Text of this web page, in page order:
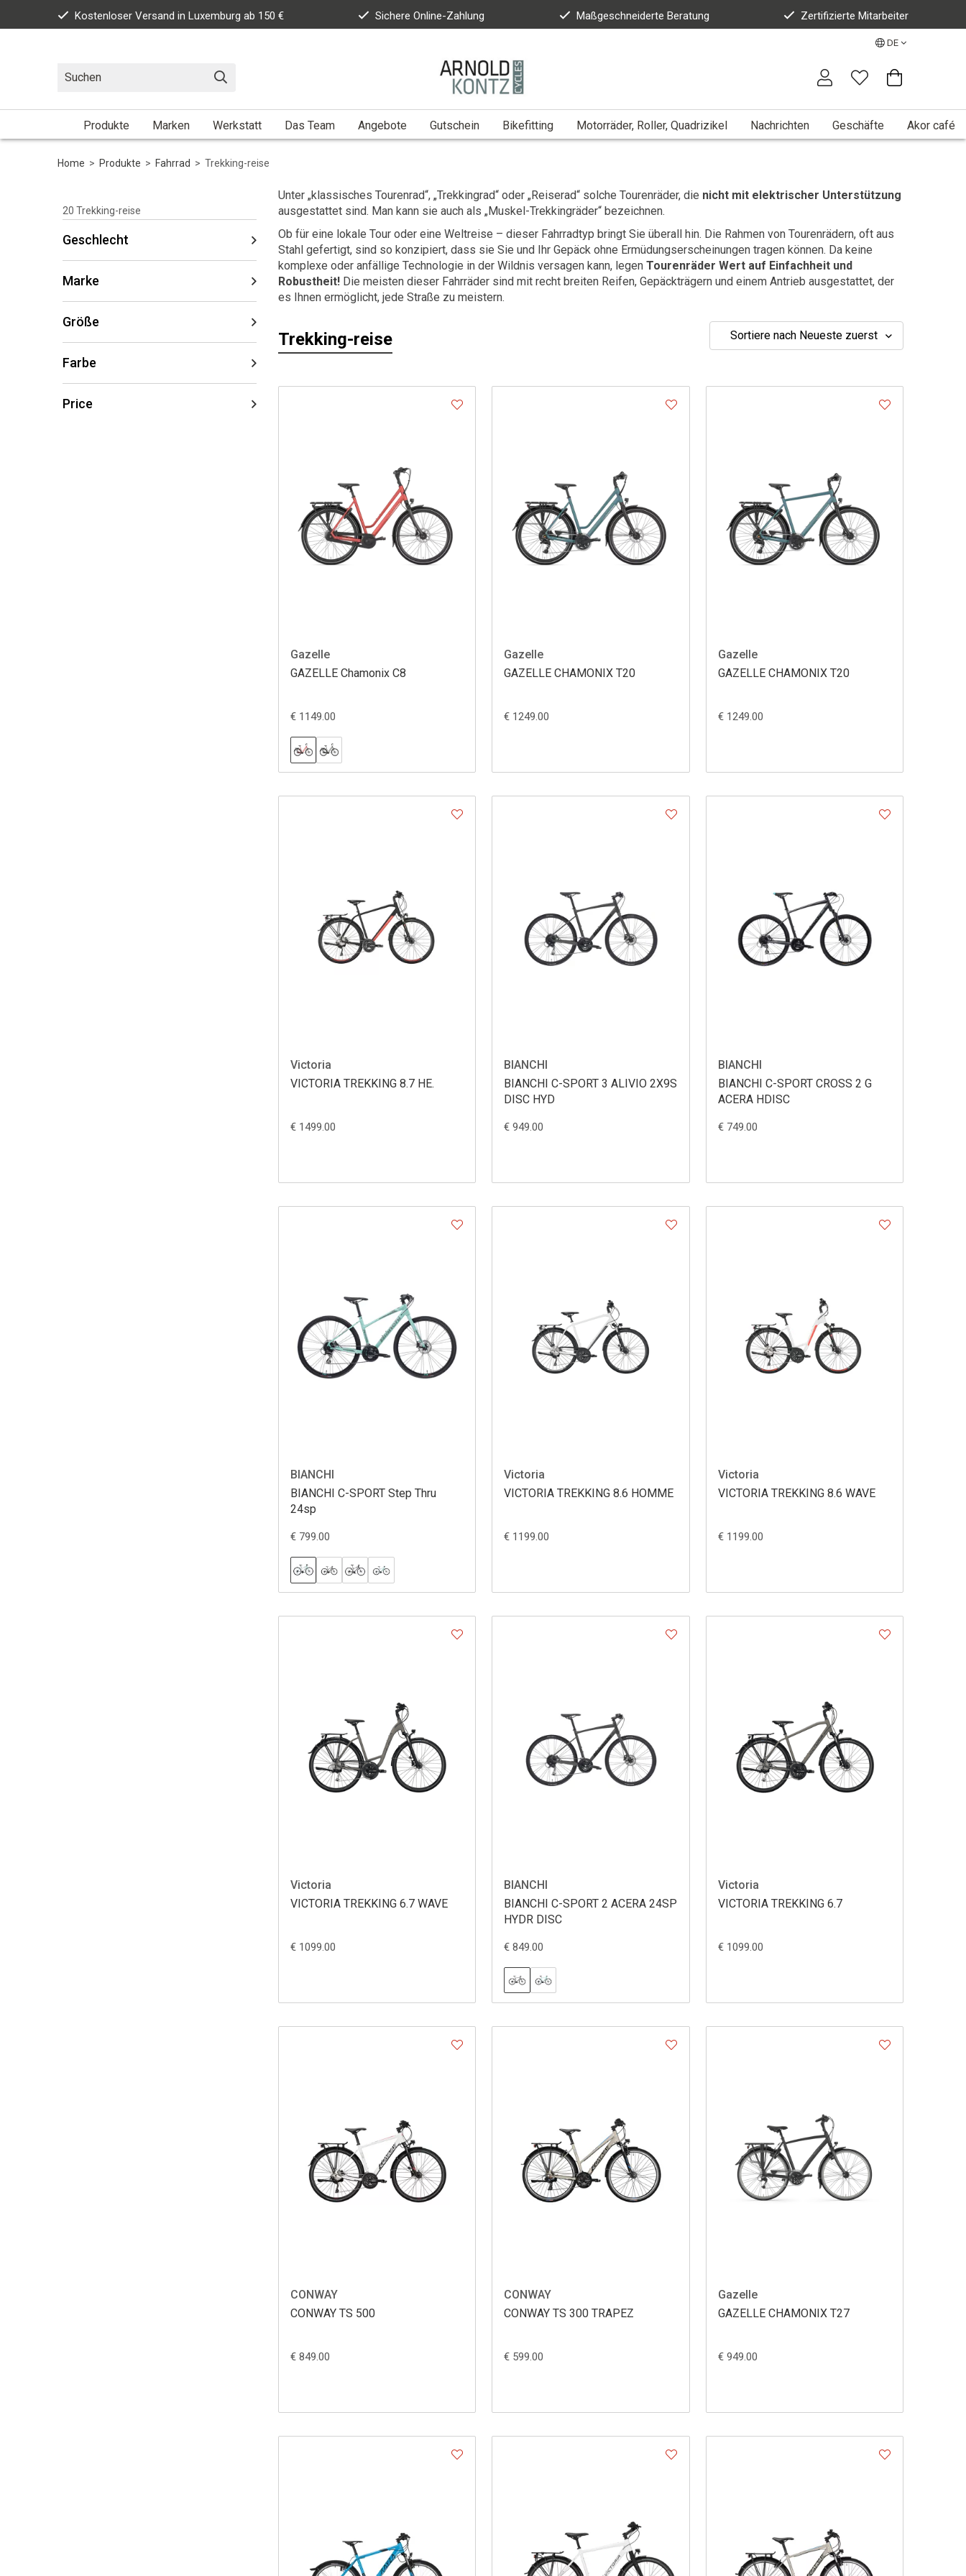
Kostenloser Versand in Luxemburg ab 150 € Sichere Online-Zahlung Maßgeschneiderte Beratung Zertifizierte Mitarbeiter
DE
Produkte Marken Werkstatt Das Team Angebote Gutschein Bikefitting Motorräder, Roller, Quadrizikel Nachrichten Geschäfte Akor café
Home > Produkte > Fahrrad > Trekking-reise
20 Trekking-reise
Geschlecht
Marke
Größe
Farbe
Price
Unter „klassisches Tourenrad“, „Trekkingrad“ oder „Reiserad“ solche Tourenräder, die nicht mit elektrischer Unterstützung
ausgestattet sind. Man kann sie auch als „Muskel-Trekkingräder“ bezeichnen.
Ob für eine lokale Tour oder eine Weltreise – dieser Fahrradtyp bringt Sie überall hin. Die Rahmen von Tourenrädern, oft aus
Stahl gefertigt, sind so konzipiert, dass sie Sie und Ihr Gepäck ohne Ermüdungserscheinungen tragen können. Da keine
komplexe oder anfällige Technologie in der Wildnis versagen kann, legen Tourenräder Wert auf Einfachheit und
Robustheit! Die meisten dieser Fahrräder sind mit recht breiten Reifen, Gepäckträgern und einem Antrieb ausgestattet, der
es Ihnen ermöglicht, jede Straße zu meistern.
Trekking-reise
Gazelle
GAZELLE Chamonix C8
€ 1149.00
Gazelle
GAZELLE CHAMONIX T20
€ 1249.00
Gazelle
GAZELLE CHAMONIX T20
€ 1249.00
Victoria
VICTORIA TREKKING 8.7 HE.
€ 1499.00
BIANCHI
BIANCHI C-SPORT 3 ALIVIO 2X9S
DISC HYD
€ 949.00
BIANCHI
BIANCHI C-SPORT CROSS 2 G
ACERA HDISC
€ 749.00
BIANCHI
BIANCHI C-SPORT Step Thru
24sp
€ 799.00
Victoria
VICTORIA TREKKING 8.6 HOMME
€ 1199.00
Victoria
VICTORIA TREKKING 8.6 WAVE
€ 1199.00
Victoria
VICTORIA TREKKING 6.7 WAVE
€ 1099.00
BIANCHI
BIANCHI C-SPORT 2 ACERA 24SP
HYDR DISC
€ 849.00
Victoria
VICTORIA TREKKING 6.7
€ 1099.00
CONWAY
CONWAY TS 500
€ 849.00
CONWAY
CONWAY TS 300 TRAPEZ
€ 599.00
Gazelle
GAZELLE CHAMONIX T27
€ 949.00